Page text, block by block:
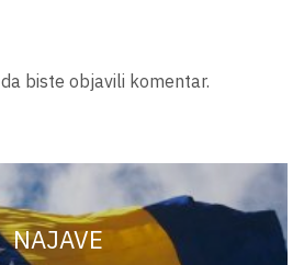
da biste objavili komentar.
NAJAVE